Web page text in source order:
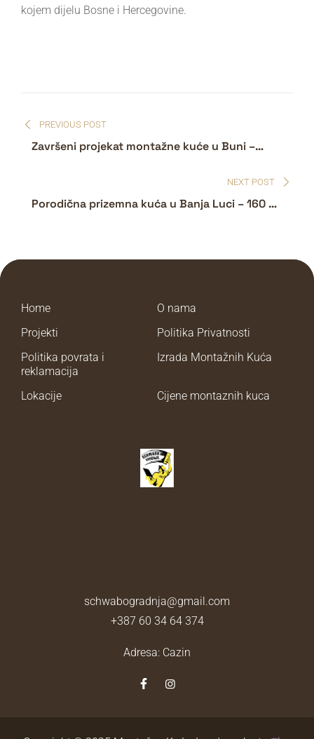
kojem dijelu Bosne i Hercegovine.
PREVIOUS POST
Završeni projekat montažne kuće u Buni –
NEXT POST
Porodična prizemna kuća u Banja Luci – 160 m²
Home
O nama
Projekti
Politika Privatnosti
Politika povrata i
reklamacija
Izrada Montažnih Kuća
Lokacije Cijene montaznih kuca
schwabogradnja@gmail.com
+387 60 34 64 374
Adresa: Cazin